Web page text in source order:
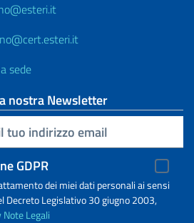
sede
nostra Newsletter
GDPR
dei miei dati personali ai sensi
Decreto Legislativo 30 giugno 2003,
Note Legali